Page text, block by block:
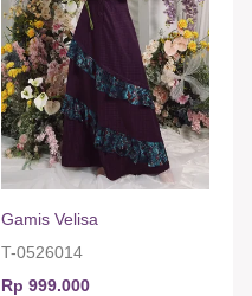
Gamis Velisa
T-0526014
Rp 999.000